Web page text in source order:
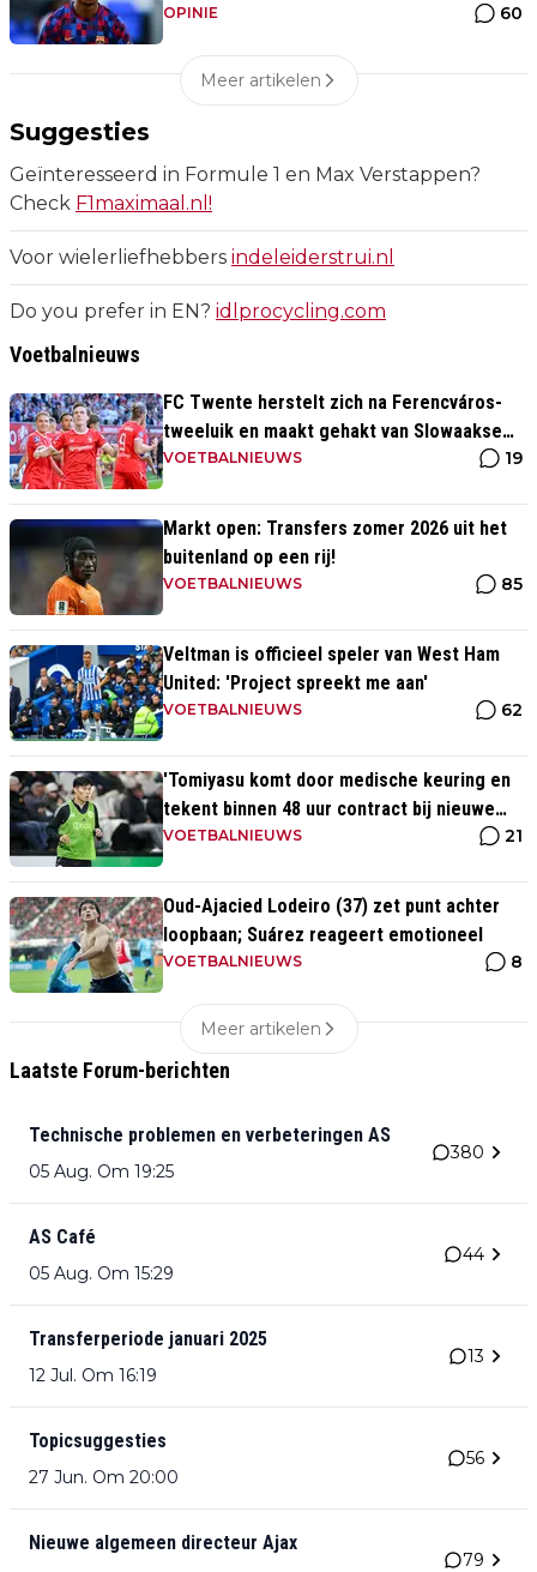
OPINIE 60
Meer artikelen
Suggesties
Geïnteresseerd in Formule 1 en Max Verstappen?
Check F1maximaal.nl!
Voor wielerliefhebbers indeleiderstrui.nl
Do you prefer in EN? idlprocycling.com
Voetbalnieuws
FC Twente herstelt zich na Ferencváros-
tweeluik en maakt gehakt van Slowaakse
opponent
VOETBALNIEUWS 19
Markt open: Transfers zomer 2026 uit het
buitenland op een rij!
VOETBALNIEUWS 85
Veltman is officieel speler van West Ham
United: 'Project spreekt me aan'
VOETBALNIEUWS 62
'Tomiyasu komt door medische keuring en
tekent binnen 48 uur contract bij nieuwe
club'
VOETBALNIEUWS 21
Oud-Ajacied Lodeiro (37) zet punt achter
loopbaan; Suárez reageert emotioneel
VOETBALNIEUWS 8
Meer artikelen
Laatste Forum-berichten
Technische problemen en verbeteringen AS
05 Aug. Om 19:25
380
AS Café
05 Aug. Om 15:29
44
Transferperiode januari 2025
12 Jul. Om 16:19
13
Topicsuggesties
27 Jun. Om 20:00
56
Nieuwe algemeen directeur Ajax
79